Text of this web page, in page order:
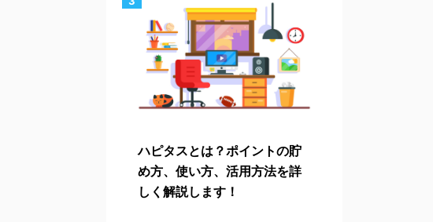
ハピタスとは？ポイントの貯
め方、使い方、活用方法を詳
しく解説します！